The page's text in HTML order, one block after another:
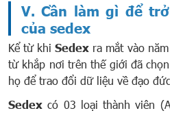
V. Cần làm gì để
của sedex
Kể từ khiSedex ra mắt vào
từ khắp nơi trên thế giới đã
họ để trao đổi dữ liệu về đạo
Sedexcó 03 loại thành viên (